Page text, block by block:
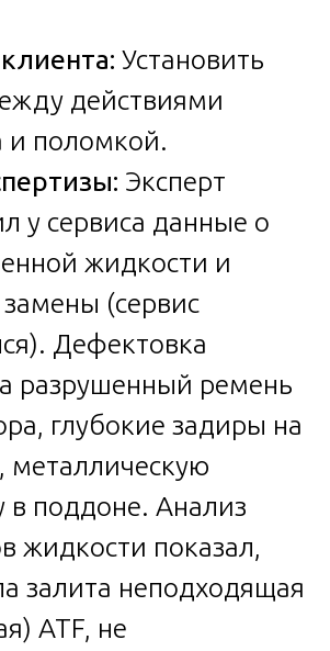
Установить
действиями
и поломкой.
Эксперт
у сервиса данные о
жидкости и
(сервис
Дефектовка
разрушенный ремень
глубокие задиры на
металлическую
в поддоне. Анализ
жидкости показал,
залита неподходящая
ATF, не